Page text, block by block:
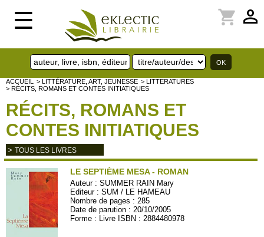
☰ perm_identity
shopping_cart
ACCUEIL > LITTÉRATURE, ART, JEUNESSE > LITTERATURES
> RÉCITS, ROMANS ET CONTES INITIATIQUES
RÉCITS, ROMANS ET
CONTES INITIATIQUES
> TOUS LES LIVRES
LE SEPTIÈME MESA - ROMAN
Auteur :SUMMER RAIN Mary
Editeur :SUM / LE HAMEAU
Nombre de pages : 285
Date de parution : 20/10/2005
Forme : Livre ISBN : 2884480978